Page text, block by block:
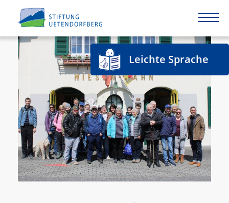
Leichte Sprache